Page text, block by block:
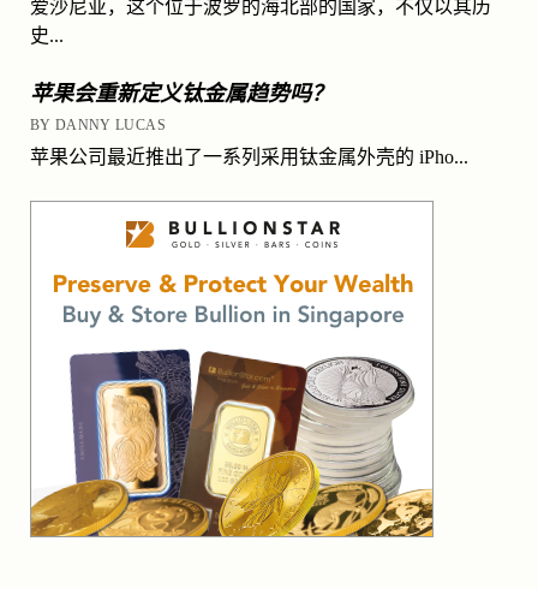
爱沙尼亚，这个位于波罗的海北部的国家，不仅以其历
史...
苹果会重新定义钛金属趋势吗？
BY DANNY LUCAS
苹果公司最近推出了一系列采用钛金属外壳的 iPho...